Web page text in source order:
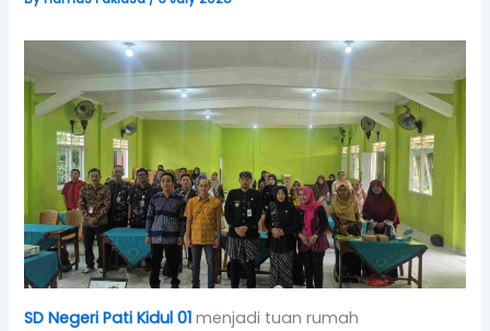
SD Negeri Pati Kidul 01 menjadi tuan rumah